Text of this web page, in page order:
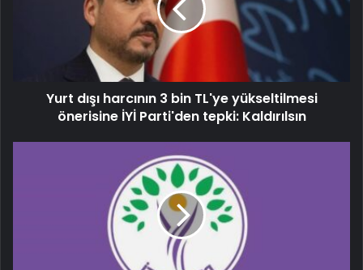
Yurt dışı harcının 3 bin TL'ye yükseltilmesi
önerisine İYİ Parti'den tepki: Kaldırılsın